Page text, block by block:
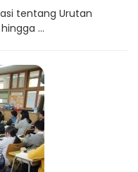
tentang Urutan
...